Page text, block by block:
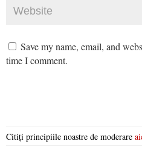
Save my name, email, and
time I comment.
Citiți principiile noastre de moderare